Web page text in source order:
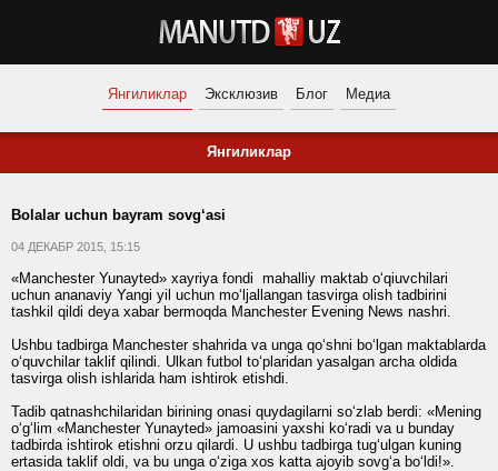
Янгиликлар Эксклюзив Блог Медиа
Янгиликлар
Bolalar uchun bayram sovg‘asi
04 ДЕКАБР 2015, 15:15
«Manchester Yunayted» xayriya fondi mahalliy maktab o‘qiuvchilari
uchun ananaviy Yangi yil uchun mo‘ljallangan tasvirga olish tadbirini
tashkil qildi deya xabar bermoqda Manchester Evening News nashri.
Ushbu tadbirga Manchester shahrida va unga qo‘shni bo‘lgan maktablarda
o‘quvchilar taklif qilindi. Ulkan futbol to‘plaridan yasalgan archa oldida
tasvirga olish ishlarida ham ishtirok etishdi.
Tadib qatnashchilaridan birining onasi quydagilarni so‘zlab berdi: «Mening
o‘g‘lim «Manchester Yunayted» jamoasini yaxshi ko‘radi va u bunday
tadbirda ishtirok etishni orzu qilardi. U ushbu tadbirga tug‘ulgan kuning
ertasida taklif oldi, va bu unga o‘ziga xos katta ajoyib sovg‘a bo‘ldi!».